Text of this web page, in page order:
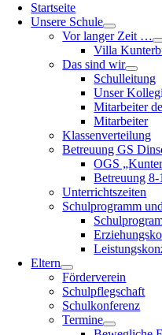
Startseite
Unsere Schule
Vor langer Zeit …
Villa
Das sind wir
Schulleitung
Unser
Mitarbeiter
Mitarbeiter
Klassenverteilung
Betreuung GS
OGS
Betreuung 8-
Unterrichtszeiten
Schulprogramm
Eltern
Förderverein
Schulpflegschaft
Schulkonferenz
Termine